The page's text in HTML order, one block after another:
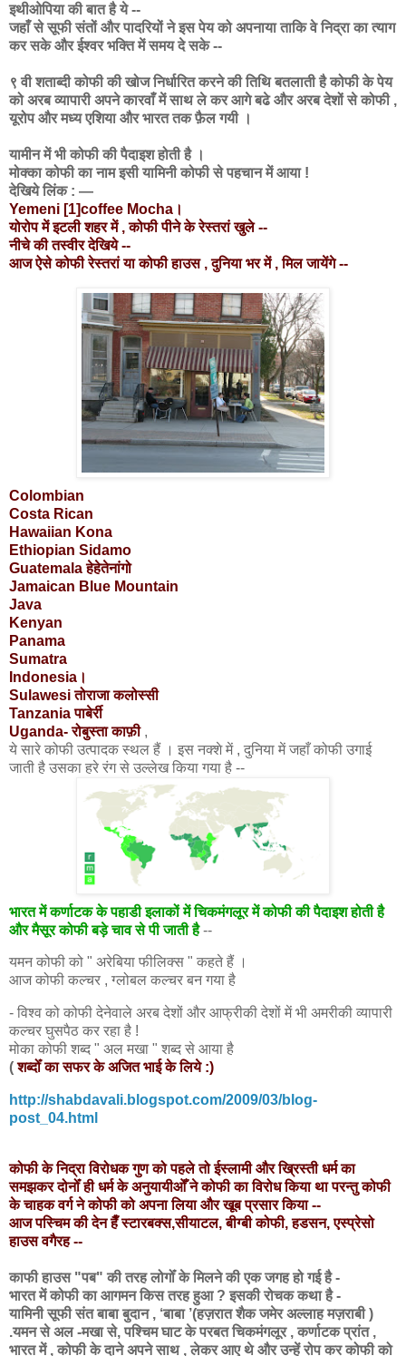
इथीओपिया की बात है ये --
जहाँ से सूफी संतों और पादरियों ने इस पेय को अपनाया ताकि वे निद्रा का त्याग
कर सके और ईश्वर भक्ति में समय दे सके --
९ वी शताब्दी कोफी की खोज निर्धारित करने की तिथि बतलाती है कोफी के पेय
को अरब व्यापारी अपने कारवाँ में साथ ले कर आगे बढे और अरब देशों से कोफी ,
यूरोप और मध्य एशिया और भारत तक फ़ैल गयी ।
यामीन में भी कोफी की पैदाइश होती है ।
मोक्का कोफी का नाम इसी यामिनी कोफी से पहचान में आया !
देखिये लिंक : —
Yemeni [1]coffee Mocha ।
योरोप में इटली शहर में , कोफी पीने के रेस्तरां खुले --
नीचे की तस्वीर देखिये --
आज ऐसे कोफी रेस्तरां या कोफी हाउस , दुनिया भर में , मिल जायेंगे --
Colombian
Costa Rican
Hawaiian Kona
Ethiopian Sidamo
Guatemalaहेहेतेनांगो
Jamaican Blue Mountain
Java
Kenyan
Panama
Sumatra
Indonesia ।
Sulawesiतोराजा कलोस्सी
Tanzaniaपाबेर्री
Uganda- रोबुस्ता काफ़ी,
ये सारे कोफी उत्पादक स्थल हैं । इस नक्शे में , दुनिया में जहाँ कोफी उगाई
जाती है उसका हरे रंग से उल्लेख किया गया है --
भारत में कर्णाटक के पहाडी इलाकों में चिकमंगलूर में कोफी की पैदाइश होती है
और मैसूर कोफी बड़े चाव से पी जाती है--
यमन कोफी को " अरेबिया फीलिक्स " कहते हैं ।
आज कोफी कल्चर , ग्लोबल कल्चर बन गया है
- विश्व को कोफी देनेवाले अरब देशों और आफ्रीकी देशों में भी अमरीकी व्यापारी
कल्चर घुसपैठ कर रहा है !
मोका कोफी शब्द " अल मखा " शब्द से आया है
(शब्दोँ का सफर के अजित भाई के लिये :)
http://shabdavali.blogspot.com/2009/03/blog-
post_04.html
कोफी के निद्रा विरोधक गुण को पहले तो ईस्लामी और ख्रिस्ती धर्म का
समझकर दोनोँ ही धर्म के अनुयायीओँ ने कोफी का विरोध किया था परन्तु कोफी
के चाहक वर्ग ने कोफी को अपना लिया और खूब प्रसार किया --
आज पस्चिम की देन हैँ स्टारबक्स,सीयाटल, बीग्बी कोफी, हडसन, एस्प्रेसो
हाउस वगैरह --
काफी हाउस "पब" की तरह लोगोँ के मिलने की एक जगह हो गई है -
भारत में कोफी का आगमन किस तरह हुआ ? इसकी रोचक कथा है -
यामिनी सूफी संत बाबा बुदान , ‘बाबा ’(हज़रात शैक जमेर अल्लाह मज़राबी )
.यमन से अल -मखा से, पश्चिम घाट के परबत चिकमंगलूर , कर्णाटक प्रांत ,
भारत में , कोफी के दाने अपने साथ , लेकर आए थे और उन्हें रोप कर कोफी को